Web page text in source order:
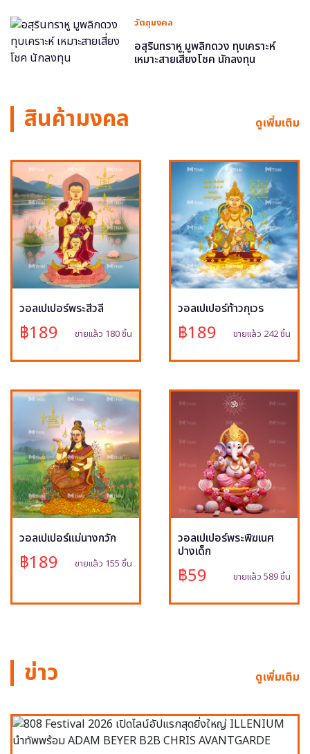
วัตถุมงคล
อสุรินทราหู มูพลิกดวง ทุบเคราะห์
เหมาะสายเสี่ยงโชค นักลงทุน
สินค้ามงคล ดูเพิ่มเติม
วอลเปเปอร์พระสีวลี
฿189 ขายแล้ว 180 ชิ้น
วอลเปเปอร์ท้าวกุเวร
฿189 ขายแล้ว 242 ชิ้น
วอลเปเปอร์แม่นางกวัก
฿189 ขายแล้ว 155 ชิ้น
วอลเปเปอร์พระพิฆเนศ
ปางเด็ก
฿59 ขายแล้ว 589 ชิ้น
ข่าว ดูเพิ่มเติม